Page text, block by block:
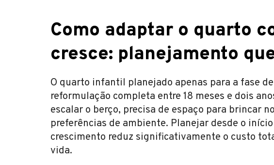
Como adaptar o quarto
cresce: planejamento
O quarto infantil planejado apenas para a fase
reformulação completa entre 18 meses e dois
escalar o berço, precisa de espaço para brincar
preferências de ambiente. Planejar desde o
crescimento reduz significativamente o custo
vida.